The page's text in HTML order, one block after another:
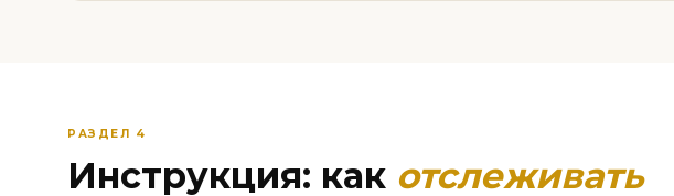
РАЗДЕЛ 4
Инструкция: как отслеживать